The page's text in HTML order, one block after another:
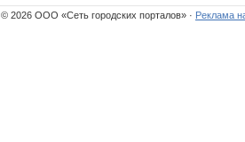
© 2026 ООО «Сеть городских порталов» · Реклама